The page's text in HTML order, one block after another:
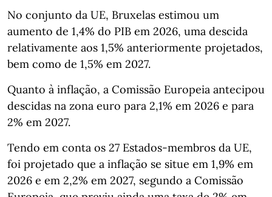
No conjunto da UE, Bruxelas estimou um
aumento de 1,4% do PIB em 2026, uma descida
relativamente aos 1,5% anteriormente projetados,
bem como de 1,5% em 2027.
Quanto à inflação, a Comissão Europeia antecipou
descidas na zona euro para 2,1% em 2026 e para
2% em 2027.
Tendo em conta os 27 Estados-membros da UE,
foi projetado que a inflação se situe em 1,9% em
2026 e em 2,2% em 2027, segundo a Comissão